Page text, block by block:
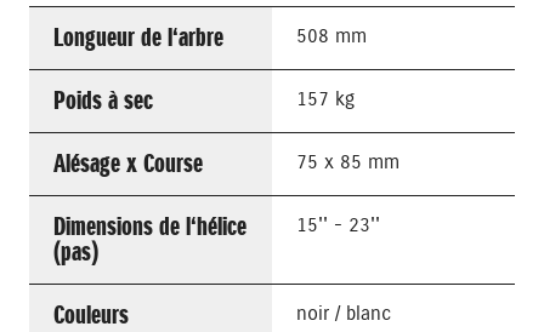
Longueur de l‘arbre 508 mm
Poids à sec 157 kg
Alésage x Course 75 x 85 mm
Dimensions de l‘hélice
(pas)
15'' - 23''
Couleurs noir / blanc